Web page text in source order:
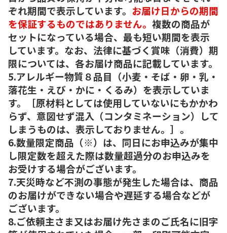
ぞれ期間で表示しています。 お届け日からの期間
を保証するものではありません。 複数の商品が
セットになっている場合、最も短い期間を表示
しています。なお、法律に基づく賞味（消費）期
限については、各お届け商品に記載しています。
5.アレルギー物質８品目（小麦・そば・卵・乳・
落花生・えび・かに・くるみ）を表示していま
す。［原材料としては使用していないにもかかわ
らず、意図せず混入（コンタミネーション）して
しまうものは、表示しておりません。］。
6.数量限定商品（※）は、同日にお申込みが集中
し限定数を超えた際は数量超過分のお申込みを
お受けする場合がございます。
7.天災時など不測の事態が発生した場合は、商品
のお届けができない場合や遅延する場合などが
ございます。
8.ご依頼主さま又はお届け先さまのご氏名に旧字